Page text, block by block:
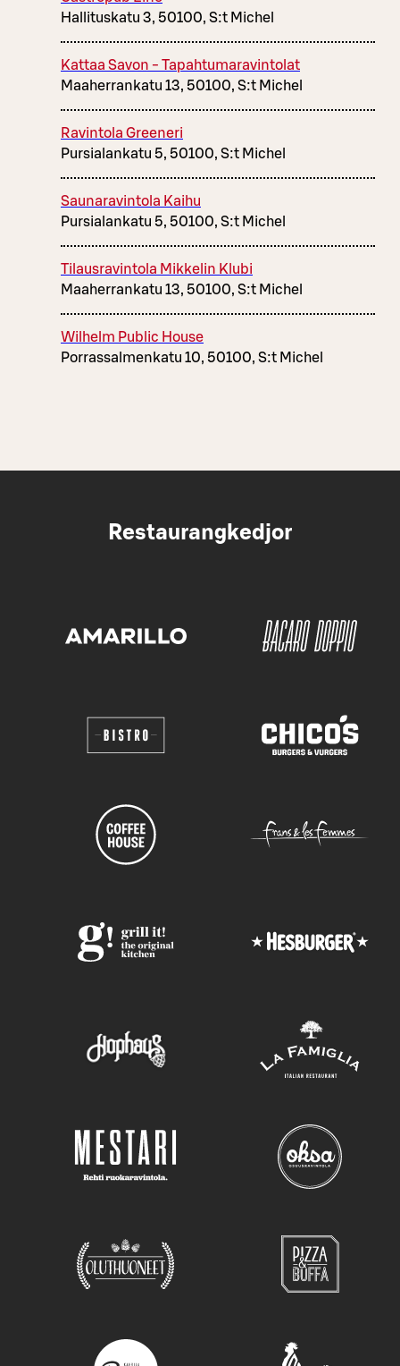
Hallituskatu 3, 50100, S:t Michel
Kattaa Savon - Tapahtumaravintolat
Maaherrankatu 13, 50100, S:t Michel
Ravintola Greeneri
Pursialankatu 5, 50100, S:t Michel
Saunaravintola Kaihu
Pursialankatu 5, 50100, S:t Michel
Tilausravintola Mikkelin Klubi
Maaherrankatu 13, 50100, S:t Michel
Wilhelm Public House
Porrassalmenkatu 10, 50100, S:t Michel
Restaurangkedjor